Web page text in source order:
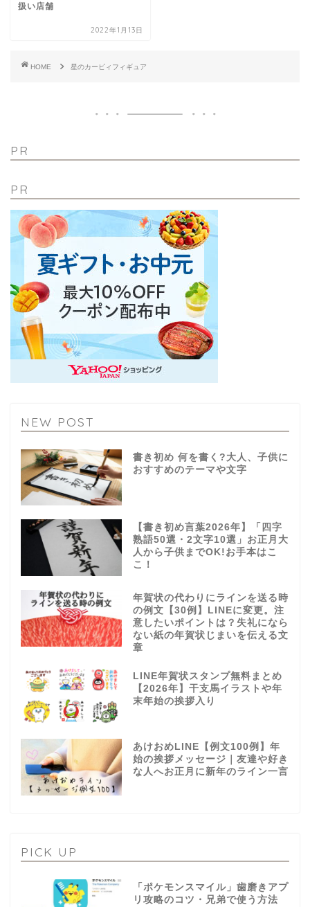
扱い店舗
2022年1月13日
HOME 星のカービィフィギュア
PR
PR
NEW POST
書き初め 何を書く?大人、子供に
おすすめのテーマや文字
【書き初め言葉2026年】「四字
熟語50選・2文字10選」お正月大
人から子供までOK!お手本はこ
こ！
年賀状の代わりにラインを送る時
の例文【30例】LINEに変更。注
意したいポイントは？失礼になら
ない紙の年賀状じまいを伝える文
章
LINE年賀状スタンプ無料まとめ
【2026年】干支馬イラストや年
末年始の挨拶入り
あけおめLINE【例文100例】年
始の挨拶メッセージ｜友達や好き
な人へお正月に新年のライン一言
PICK UP
「ポケモンスマイル」歯磨きアプ
リ攻略のコツ・兄弟で使う方法